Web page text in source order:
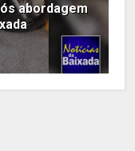
abordagem